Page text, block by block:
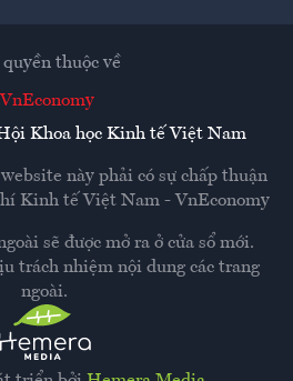
quyền thuộc về
VnEconomy
Khoa học Kinh tế Việt Nam
này phải có sự chấp thuận
Kinh tế Việt Nam - VnEconomy
sẽ được mở ra ở cửa sổ mới.
trách nhiệm nội dung các trang
ngoài.